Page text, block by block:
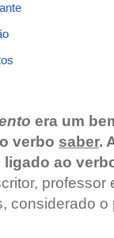
era um
verbo saber.
ligado ao
professor
considerado o